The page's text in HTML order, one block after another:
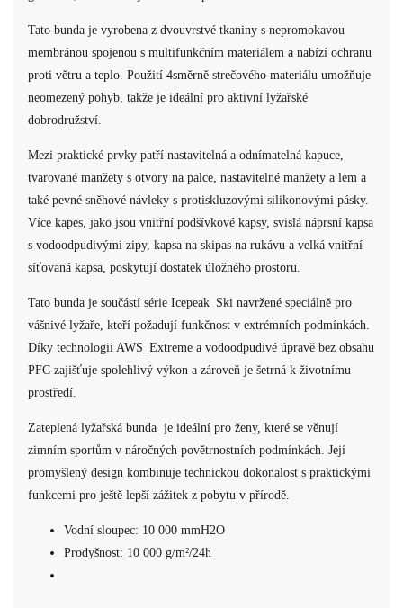
Tato bunda je vyrobena z dvouvrstvé tkaniny s nepromokavou
membránou spojenou s multifunkčním materiálem a nabízí ochranu
proti větru a teplo. Použití 4směrně strečového materiálu umožňuje
neomezený pohyb, takže je ideální pro aktivní lyžařské
dobrodružství.
Mezi praktické prvky patří nastavitelná a odnímatelná kapuce,
tvarované manžety s otvory na palce, nastavitelné manžety a lem a
také pevné sněhové návleky s protiskluzovými silikonovými pásky.
Více kapes, jako jsou vnitřní podšívkové kapsy, svislá náprsní kapsa
s vodoodpudivými zipy, kapsa na skipas na rukávu a velká vnitřní
síťovaná kapsa, poskytují dostatek úložného prostoru.
Tato bunda je součástí série Icepeak_Ski navržené speciálně pro
vášnivé lyžaře, kteří požadují funkčnost v extrémních podmínkách.
Díky technologii AWS_Extreme a vodoodpudivé úpravě bez obsahu
PFC zajišťuje spolehlivý výkon a zároveň je šetrná k životnímu
prostředí.
Zateplená lyžařská bunda je ideální pro ženy, které se věnují
zimním sportům v náročných povětrnostních podmínkách. Její
promyšlený design kombinuje technickou dokonalost s praktickými
funkcemi pro ještě lepší zážitek z pobytu v přírodě.
Vodní sloupec: 10 000 mmH2O
Prodyšnost: 10 000 g/m²/24h